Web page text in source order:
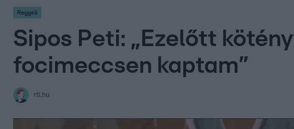
Reggeli
Sipos Peti: „Ezelőtt
focimeccsen kaptam”
rtl.hu